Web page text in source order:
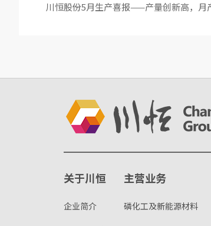
川恒股份5月生产喜报——产量创新高，月
关于川恒
企业简介
主营业务
磷化工及新能源材料